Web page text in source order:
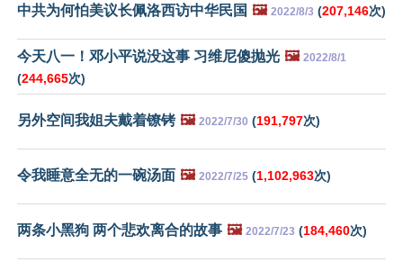
中共为何怕美议长佩洛西访中华民国 🖼️ 2022/8/3 (207,146次)
今天八一！邓小平说没这事 习维尼傻抛光 🖼️ 2022/8/1
(244,665次)
另外空间我姐夫戴着镣铐 🖼️ 2022/7/30 (191,797次)
令我睡意全无的一碗汤面 🖼️ 2022/7/25 (1,102,963次)
两条小黑狗 两个悲欢离合的故事 🖼️ 2022/7/23 (184,460次)